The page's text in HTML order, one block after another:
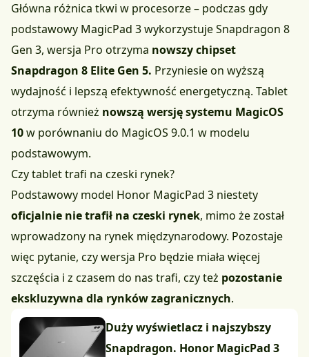
Główna różnica tkwi w procesorze – podczas gdy
podstawowy MagicPad 3 wykorzystuje Snapdragon 8
Gen 3, wersja Pro otrzyma nowszy chipset
Snapdragon 8 Elite Gen 5. Przyniesie on wyższą
wydajność i lepszą efektywność energetyczną. Tablet
otrzyma również nowszą wersję systemu MagicOS
10w porównaniu do MagicOS 9.0.1 w modelu
podstawowym.
Czy tablet trafi na czeski rynek?
Podstawowy model Honor MagicPad 3 niestety
oficjalnie nie trafił na czeski rynek, mimo że został
wprowadzony na rynek międzynarodowy. Pozostaje
więc pytanie, czy wersja Pro będzie miała więcej
szczęścia i z czasem do nas trafi, czy też pozostanie
ekskluzywna dla rynków zagranicznych.
Duży wyświetlacz i najszybszy
Snapdragon. Honor MagicPad 3